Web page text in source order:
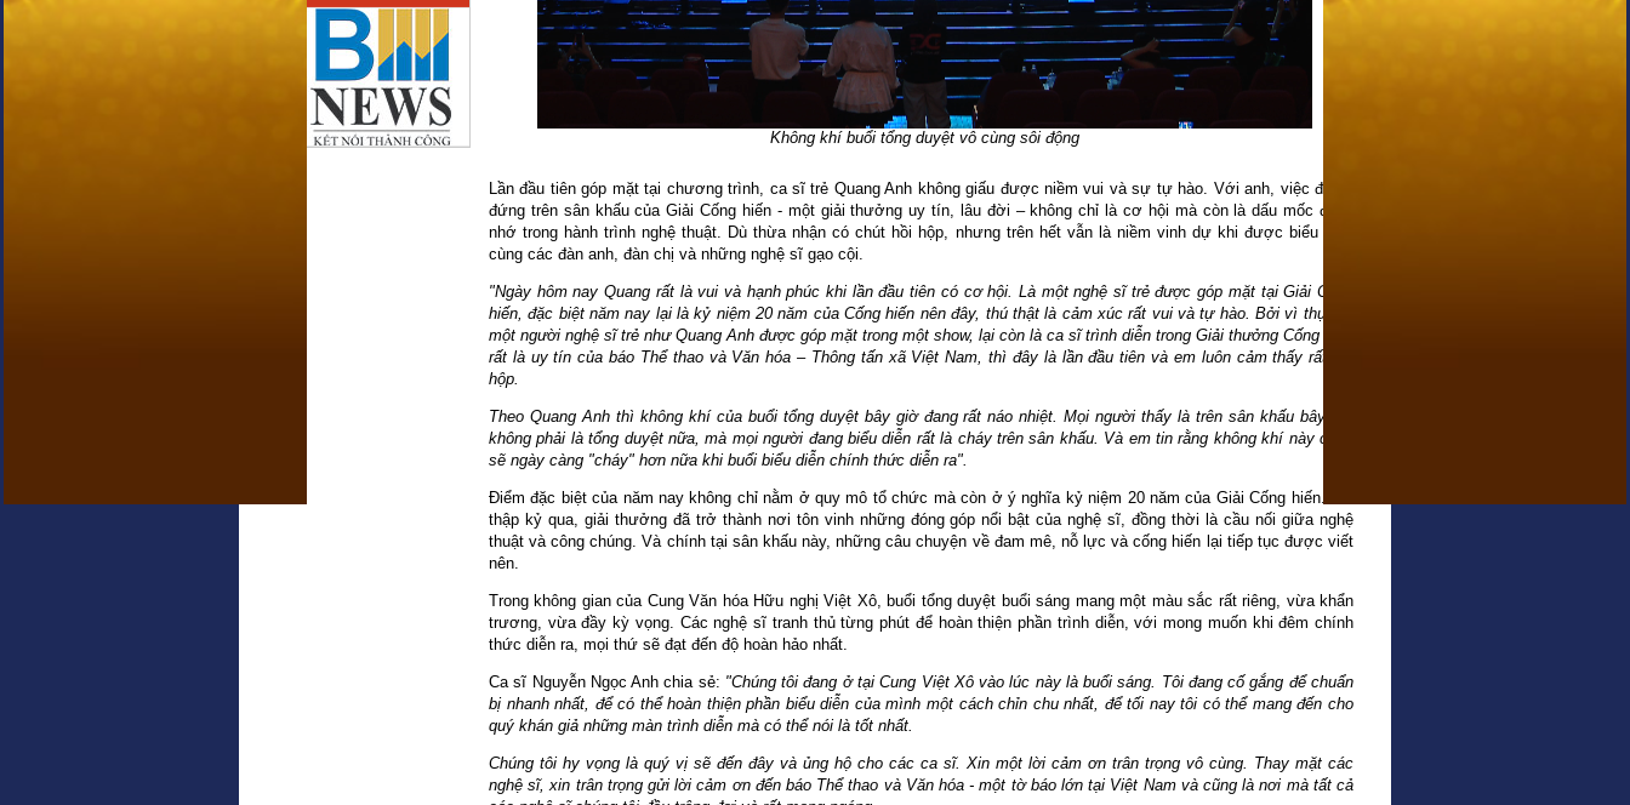
Không khí buổi tổng duyệt vô cùng sôi động
Lần đầu tiên góp mặt tại chương trình, ca sĩ trẻ Quang Anh không giấu được niềm vui và sự tự hào. Với anh, việc được
đứng trên sân khấu của Giải Cống hiến - một giải thưởng uy tín, lâu đời – không chỉ là cơ hội mà còn là dấu mốc đáng
nhớ trong hành trình nghệ thuật. Dù thừa nhận có chút hồi hộp, nhưng trên hết vẫn là niềm vinh dự khi được biểu diễn
cùng các đàn anh, đàn chị và những nghệ sĩ gạo cội.
"Ngày hôm nay Quang rất là vui và hạnh phúc khi lần đầu tiên có cơ hội. Là một nghệ sĩ trẻ được góp mặt tại Giải Cống
hiến, đặc biệt năm nay lại là kỷ niệm 20 năm của Cống hiến nên đây, thú thật là cảm xúc rất vui và tự hào. Bởi vì thực ra
một người nghệ sĩ trẻ như Quang Anh được góp mặt trong một show, lại còn là ca sĩ trình diễn trong Giải thưởng Cống hiến
rất là uy tín của báo Thể thao và Văn hóa – Thông tấn xã Việt Nam, thì đây là lần đầu tiên và em luôn cảm thấy rất hồi
hộp.
Theo Quang Anh thì không khí của buổi tổng duyệt bây giờ đang rất náo nhiệt. Mọi người thấy là trên sân khấu bây giờ
không phải là tổng duyệt nữa, mà mọi người đang biểu diễn rất là cháy trên sân khấu. Và em tin rằng không khí này cũng
sẽ ngày càng "cháy" hơn nữa khi buổi biểu diễn chính thức diễn ra".
Điểm đặc biệt của năm nay không chỉ nằm ở quy mô tổ chức mà còn ở ý nghĩa kỷ niệm 20 năm của Giải Cống hiến. Hai
thập kỷ qua, giải thưởng đã trở thành nơi tôn vinh những đóng góp nổi bật của nghệ sĩ, đồng thời là cầu nối giữa nghệ
thuật và công chúng. Và chính tại sân khấu này, những câu chuyện về đam mê, nỗ lực và cống hiến lại tiếp tục được viết
nên.
Trong không gian của Cung Văn hóa Hữu nghị Việt Xô, buổi tổng duyệt buổi sáng mang một màu sắc rất riêng, vừa khẩn
trương, vừa đầy kỳ vọng. Các nghệ sĩ tranh thủ từng phút để hoàn thiện phần trình diễn, với mong muốn khi đêm chính
thức diễn ra, mọi thứ sẽ đạt đến độ hoàn hảo nhất.
Ca sĩ Nguyễn Ngọc Anh chia sẻ: "Chúng tôi đang ở tại Cung Việt Xô vào lúc này là buổi sáng. Tôi đang cố gắng để chuẩn
bị nhanh nhất, để có thể hoàn thiện phần biểu diễn của mình một cách chỉn chu nhất, để tối nay tôi có thể mang đến cho
quý khán giả những màn trình diễn mà có thể nói là tốt nhất.
Chúng tôi hy vọng là quý vị sẽ đến đây và ủng hộ cho các ca sĩ. Xin một lời cảm ơn trân trọng vô cùng. Thay mặt các
nghệ sĩ, xin trân trọng gửi lời cảm ơn đến báo Thể thao và Văn hóa - một tờ báo lớn tại Việt Nam và cũng là nơi mà tất cả